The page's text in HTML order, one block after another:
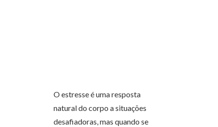
O estresse é uma resposta
natural do corpo a situações
desafiadoras, mas quando se